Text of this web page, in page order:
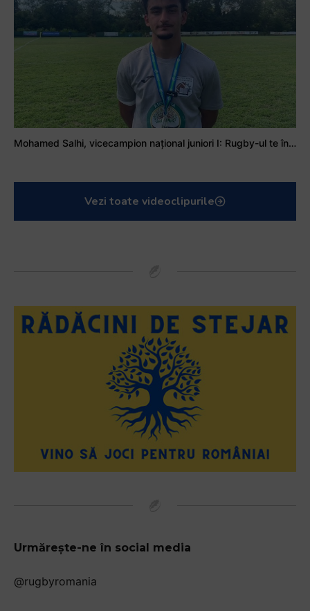
Mohamed Salhi, vicecampion național juniori I: Rugby-ul te învață să accepți și înfrângerile
Vezi toate videoclipurile
Urmărește-ne în social media
@rugbyromania